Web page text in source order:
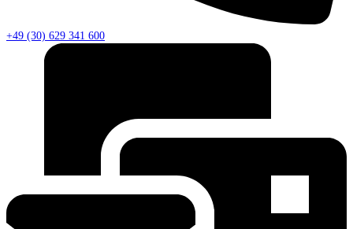
+49 (30) 629 341 600